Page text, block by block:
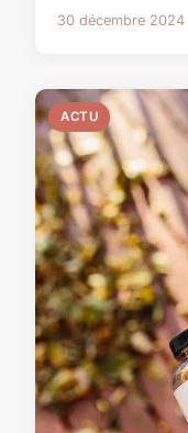
30 décembre 2024
ACTU